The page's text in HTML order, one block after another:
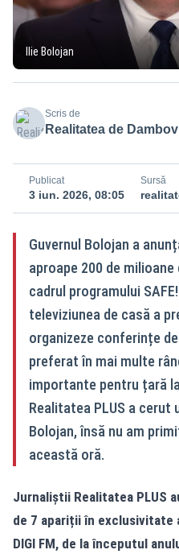
Ilie Bolojan
Scris de
Realitatea de
Publicat
3 iun. 2026, 08:05
Sursă
Guvernul Bolojan a
aproape 200 de milioane
cadrul programului
televiziunea de casă a
organizeze conferințe
preferat în mai multe
importante pentru țară la
Realitatea PLUS a cerut
Bolojan, însă nu am
această oră.
Jurnaliștii Realitatea PLUS
de 7 apariții în exclusivitate
DIGI FM, de la începutul